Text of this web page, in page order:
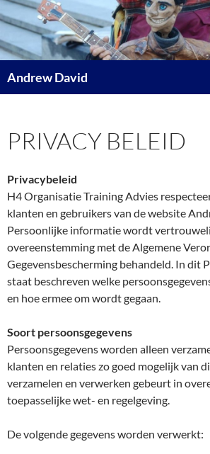
Skip
to
content
Andrew David
PRIVACY BELEID
Privacybeleid
H4 Organisatie Training Advies
klanten en gebruikers van de website
Persoonlijke informatie wordt
overeenstemming met de Algemene
Gegevensbescherming behandeld. In dit
staat beschreven welke
en hoe ermee om wordt gegaan.
Soort persoonsgegevens
Persoonsgegevens worden alleen
klanten en relaties zo goed mogelijk van
verzamelen en verwerken gebeurt in
toepasselijke wet- en regelgeving.
De volgende gegevens worden verwerkt: